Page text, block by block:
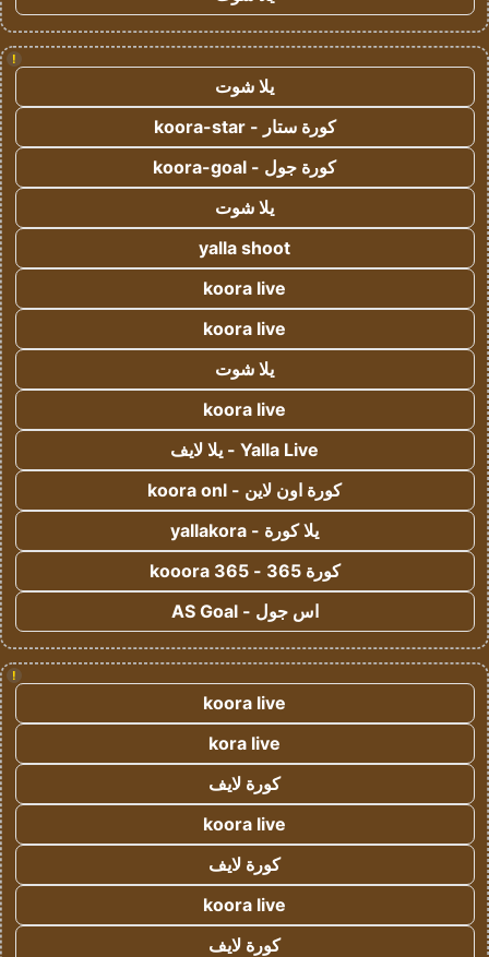
!
يلا شوت
كورة ستار - koora-star
كورة جول - koora-goal
يلا شوت
yalla shoot
koora live
koora live
يلا شوت
koora live
Yalla Live - يلا لايف
كورة اون لاين - koora onl
يلا كورة - yallakora
كورة 365 - kooora 365
اس جول - AS Goal
!
koora live
kora live
كورة لايف
koora live
كورة لايف
koora live
كورة لايف